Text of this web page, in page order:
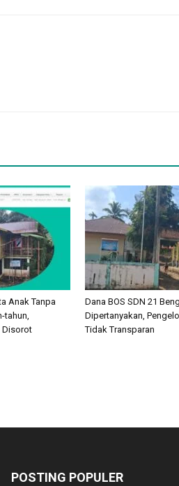
Anak Tanpa
tahun,
Disorot
Dana BOS SDN 21
Dipertanyakan,
Tidak Transparan
POSTING POPULER